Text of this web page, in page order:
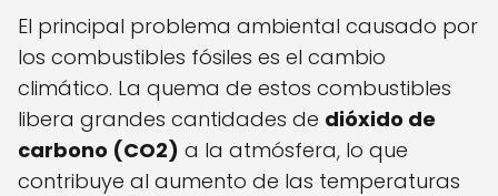
El principal problema ambiental causado por
los combustibles fósiles es el cambio
climático. La quema de estos combustibles
libera grandes cantidades de dióxido de
carbono (CO2) a la atmósfera, lo que
contribuye al aumento de las temperaturas